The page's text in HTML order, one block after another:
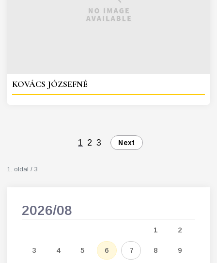
KOVÁCS JÓZSEFNÉ
1 2 3 Next
1. oldal / 3
2026/08
1 2
3 4 5 6 7 8 9